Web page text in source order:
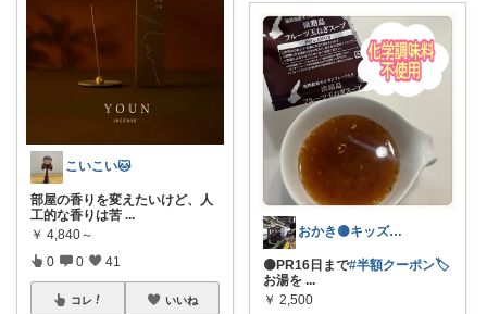
こいこい🐱
部屋の香りを変えたいけど、人
工的な香りは苦 ...
￥ 4,840～
0 0 41
コレ いいね
おかき🟡キッズ、子供服、暑さ対策
🟡PR16日まで#半額クーポン🏷️
お湯を ...
￥ 2,500